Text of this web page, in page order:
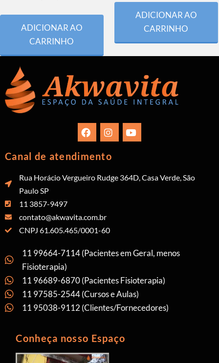
ADICIONAR AO
CARRINHO
ADICIONAR AO
CARRINHO
Canal de atendimento
Rua Horácio Vergueiro Rudge 364D, Casa Verde, São
Paulo SP
11 3857-9497
contato@akwavita.com.br
CNPJ 61.605.465/0001-60
11 99664-7114 (Pacientes em Geral, menos
Fisioterapia)
11 96689-6870 (Pacientes Fisioterapia)
11 97585-2544 (Cursos e Aulas)
11 95038-9112 (Clientes/Fornecedores)
Conheça nosso Espaço